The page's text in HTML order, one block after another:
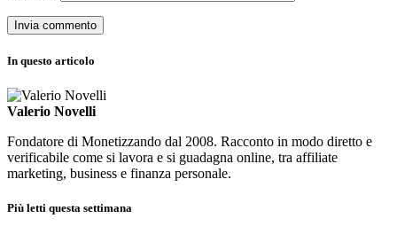
In questo articolo
Valerio Novelli
Fondatore di Monetizzando dal 2008. Racconto in modo diretto e
verificabile come si lavora e si guadagna online, tra affiliate
marketing, business e finanza personale.
Più letti questa settimana